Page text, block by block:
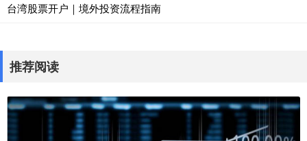
台湾股票开户｜境外投资流程指南
推荐阅读